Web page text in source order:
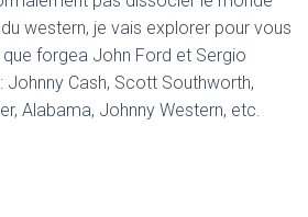
western, je vais explorer pour vous
forgea John Ford et Sergio
Johnny Cash, Scott Southworth,
Alabama, Johnny Western, etc.